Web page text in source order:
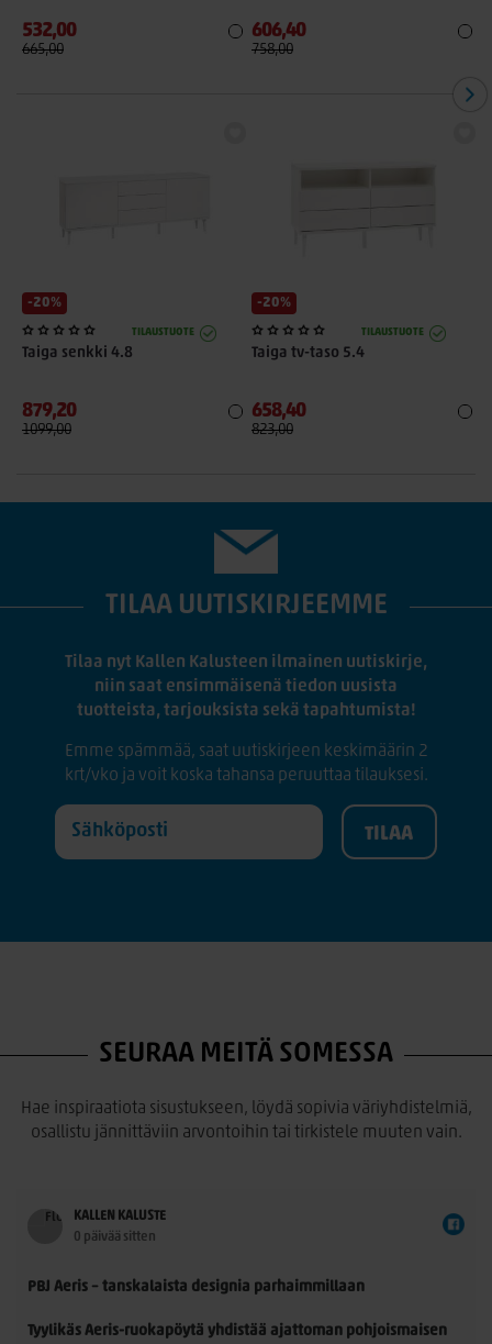
532,00
665,00
606,40
758,00
-20%
TILAUSTUOTE
Taiga senkki 4.8
879,20
1099,00
-20%
TILAUSTUOTE
Taiga tv-taso 5.4
658,40
823,00
TILAA UUTISKIRJEEMME
Tilaa nyt Kallen Kalusteen ilmainen uutiskirje,
niin saat ensimmäisenä tiedon uusista
tuotteista, tarjouksista sekä tapahtumista!
Emme spämmää, saat uutiskirjeen keskimäärin 2
krt/vko ja voit koska tahansa peruuttaa tilauksesi.
SEURAA MEITÄ SOMESSA
Hae inspiraatiota sisustukseen, löydä sopivia väriyhdistelmiä,
osallistu jännittäviin arvontoihin tai tirkistele muuten vain.
KALLEN KALUSTE
0 päivää sitten
PBJ Aeris – tanskalaista designia parhaimmillaan
Tyylikäs Aeris-ruokapöytä yhdistää ajattoman pohjoismaisen